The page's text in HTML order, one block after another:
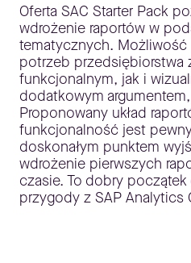
Oferta SAC Starter Pack
wdrożenie raportów w
tematycznych.
potrzeb przedsiębiorstwa
funkcjonalnym, jak i
dodatkowym
Proponowany układ
funkcjonalność jest
doskonałym punktem
wdrożenie pierwszych
czasie. To dobry
przygody z SAP Analytics